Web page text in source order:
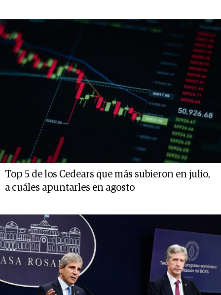
Top 5 de los Cedears que más subieron en julio,
a cuáles apuntarles en agosto